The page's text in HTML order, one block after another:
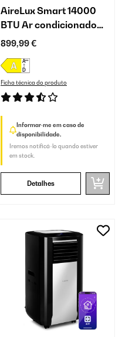
AireLux Smart 14000
BTU Ar condicionado
portátil Cinza-escuro
899,99 €
Ficha técnica do produto
Informar-me em caso de
disponibilidade.
Iremos notificá-lo quando estiver
em stock.
Detalhes